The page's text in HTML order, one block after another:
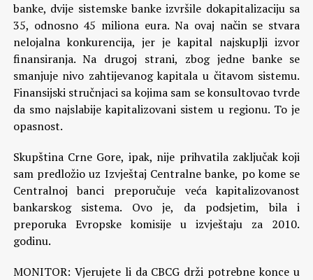
banke, dvije sistemske banke izvršile dokapitalizaciju sa
35, odnosno 45 miliona eura. Na ovaj način se stvara
nelojalna konkurencija, jer je kapital najskuplji izvor
finansiranja. Na drugoj strani, zbog jedne banke se
smanjuje nivo zahtijevanog kapitala u čitavom sistemu.
Finansijski stručnjaci sa kojima sam se konsultovao tvrde
da smo najslabije kapitalizovani sistem u regionu. To je
opasnost.
Skupština Crne Gore, ipak, nije prihvatila zaključak koji
sam predložio uz Izvještaj Centralne banke, po kome se
Centralnoj banci preporučuje veća kapitalizovanost
bankarskog sistema. Ovo je, da podsjetim, bila i
preporuka Evropske komisije u izvještaju za 2010.
godinu.
MONITOR: Vjerujete li da CBCG drži potrebne konce u